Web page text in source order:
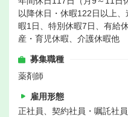
以降休日・休暇122日以上
暇1日、特別休暇7日、有給
産・育児休暇、介護休暇他
募集職種
薬剤師
雇用形態
正社員、契約社員・嘱託社